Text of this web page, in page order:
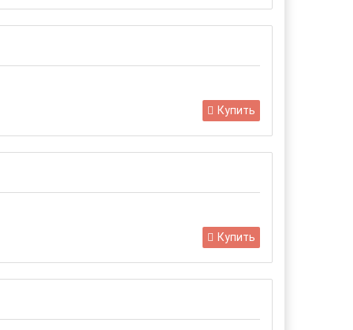
Купить
Купить